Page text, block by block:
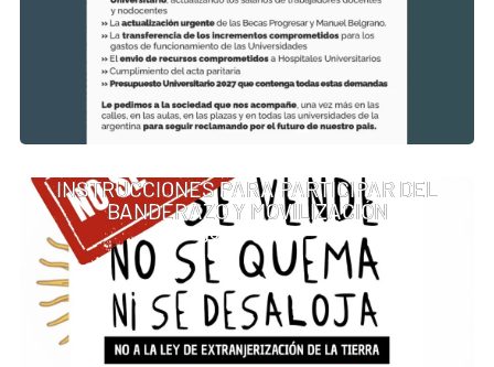
INSTRUCCIONES PARA PARTICIPAR DEL
BANDERAZO Y MOVILIZACIÓN
agosto 6, 2026